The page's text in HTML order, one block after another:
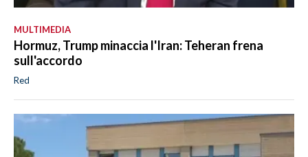
MULTIMEDIA
Hormuz, Trump minaccia l'Iran: Teheran frena
sull'accordo
Red